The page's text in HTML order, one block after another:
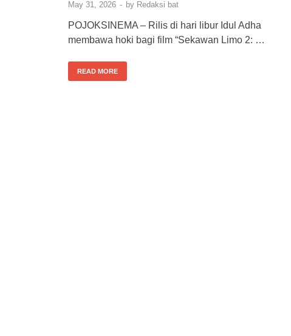
May 31, 2026 - by Redaksi bat
POJOKSINEMA – Rilis di hari libur Idul Adha
membawa hoki bagi film “Sekawan Limo 2: …
READ MORE